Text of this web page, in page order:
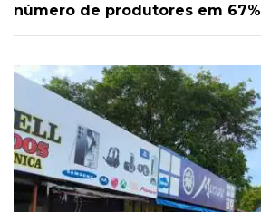
número de produtores em 67%